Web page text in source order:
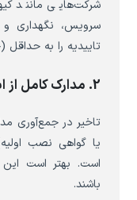
شرکت‌هایی مانند
سرویس، نگهداری و
تاییدیه را به حداقل (حتی زیر ۱۰ روز
2. مدارک کامل از ابتدا تهیه شود
تاخیر در جمع‌آوری
یا گواهی نصب
است. بهتر است
باشند.